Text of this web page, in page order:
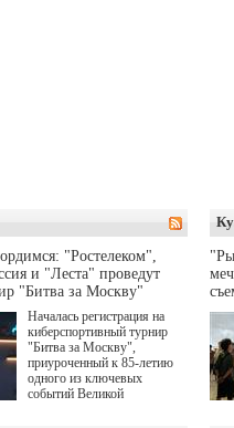
"Ростелеком",
и "Леста" проведут
"Битва за Москву"
Началась регистрация на
киберспортивный турнир
"Битва за Москву",
приуроченный к 85-летию
одного из ключевых
событий Великой